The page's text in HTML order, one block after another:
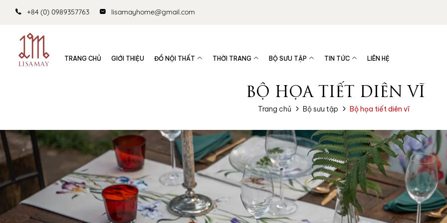
+84 (0) 0989357763 lisamayhome@gmail.com
TRANG CHỦ GIỚI THIỆU ĐỒ NỘI THẤT THỜI TRANG BỘ SƯU TẬP TIN TỨC LIÊN HỆ
BỘ HỌA TIẾT DIÊN VĨ
Trang chủ Bộ sưu tập Bộ họa tiết diên vĩ